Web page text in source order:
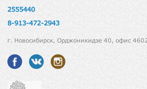
2555440
8-913-472-2943
г. Новосибирск, Орджоникидзе 40, офис